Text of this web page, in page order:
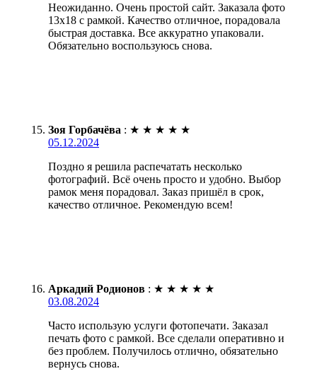
Неожиданно. Очень простой сайт. Заказала фото
13х18 с рамкой. Качество отличное, порадовала
быстрая доставка. Все аккуратно упаковали.
Обязательно воспользуюсь снова.
Зоя Горбачёва : ★ ★ ★ ★ ★
05.12.2024
Поздно я решила распечатать несколько
фотографий. Всё очень просто и удобно. Выбор
рамок меня порадовал. Заказ пришёл в срок,
качество отличное. Рекомендую всем!
Аркадий Родионов : ★ ★ ★ ★ ★
03.08.2024
Часто использую услуги фотопечати. Заказал
печать фото с рамкой. Все сделали оперативно и
без проблем. Получилось отлично, обязательно
вернусь снова.